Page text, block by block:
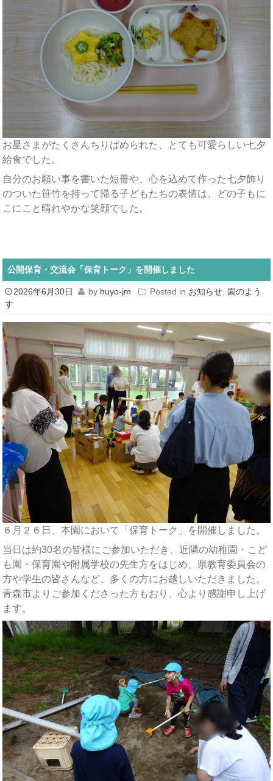
お星さまがたくさんちりばめられた、とても可愛らしい七夕
給食でした。
自分のお願い事を書いた短冊や、心を込めて作った七夕飾り
のついた笹竹を持って帰る子どもたちの表情は、どの子もに
こにこと晴れやかな笑顔でした。
公開保育・交流会「保育トーク」を開催しました
2026年6月30日 by huyo-jm Posted in お知らせ
園のよう
す
６月２６日、本園において「保育トーク」を開催しました。
当日は約30名の皆様にご参加いただき、近隣の幼稚園・こど
も園・保育園や附属学校の先生方をはじめ、県教育委員会の
方や学生の皆さんなど、多くの方にお越しいただきました。
青森市よりご参加くださった方もおり、心より感謝申し上げ
ます。